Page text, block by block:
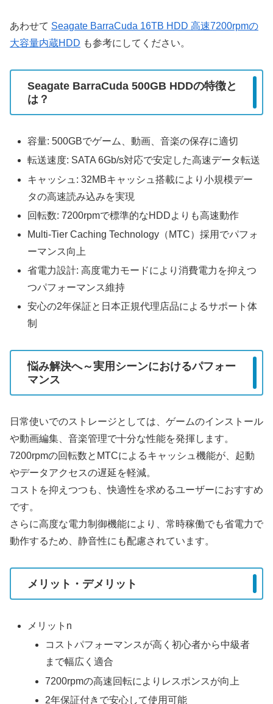
あわせて Seagate BarraCuda 16TB HDD 高速7200rpmの
大容量内蔵HDD も参考にしてください。
Seagate BarraCuda 500GB HDDの特徴と
は？
容量: 500GBでゲーム、動画、音楽の保存に適切
転送速度: SATA 6Gb/s対応で安定した高速データ転送
キャッシュ: 32MBキャッシュ搭載により小規模デー
タの高速読み込みを実現
回転数: 7200rpmで標準的なHDDよりも高速動作
Multi-Tier Caching Technology（MTC）採用でパフォ
ーマンス向上
省電力設計: 高度電力モードにより消費電力を抑えつ
つパフォーマンス維持
安心の2年保証と日本正規代理店品によるサポート体
制
悩み解決へ～実用シーンにおけるパフォー
マンス
日常使いでのストレージとしては、ゲームのインストール
や動画編集、音楽管理で十分な性能を発揮します。
7200rpmの回転数とMTCによるキャッシュ機能が、起動
やデータアクセスの遅延を軽減。
コストを抑えつつも、快適性を求めるユーザーにおすすめ
です。
さらに高度な電力制御機能により、常時稼働でも省電力で
動作するため、静音性にも配慮されています。
メリット・デメリット
メリットn
コストパフォーマンスが高く初心者から中級者
まで幅広く適合
7200rpmの高速回転によりレスポンスが向上
2年保証付きで安心して使用可能